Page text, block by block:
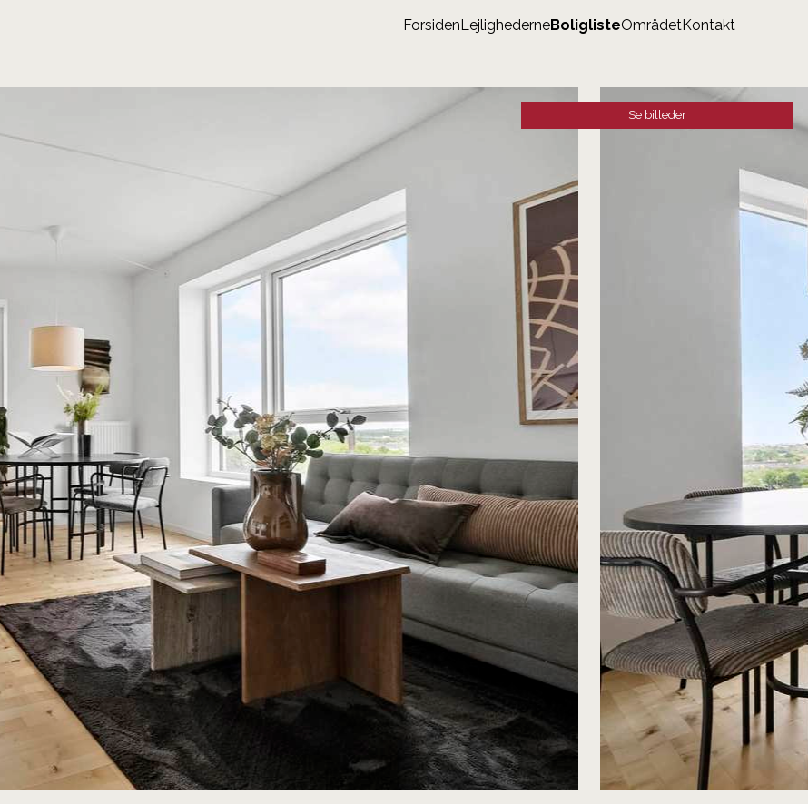
ForsidenLejlighederneBoliglisteOmrådetKontakt
Se billeder